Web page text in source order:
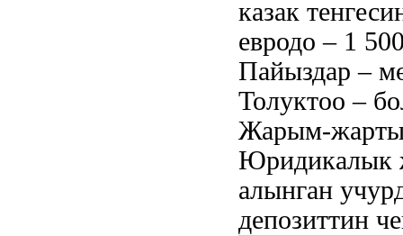
казак
евродо – 1
Пайыздар –
Толуктоо –
Жарым-
Юридикалык
алынган
депозиттин